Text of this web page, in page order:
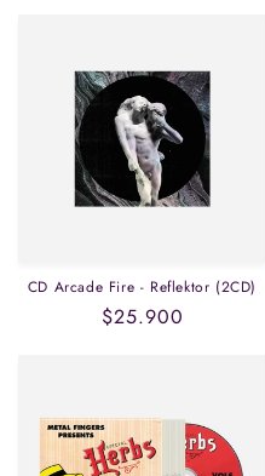
CD Arcade Fire - Reflektor (2CD)
Precio
$25.900